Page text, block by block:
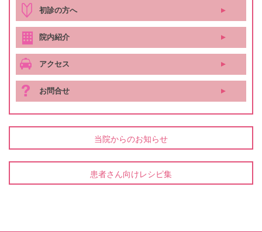
初診の方へ
院内紹介
アクセス
お問合せ
当院からのお知らせ
患者さん向けレシピ集